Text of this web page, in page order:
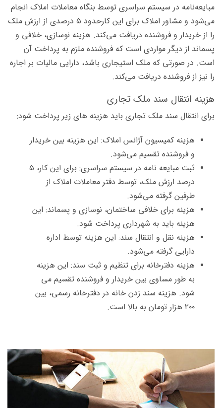
مبایعه‌نامه در سیستم سراسری توسط بنگاه معاملات املاک انجام
می‌شود و مشاور املاک برای این کارحدود ۵ درصدی از ارزش ملک
را از خریدار و فروشنده دریافت می‌کند. هزینه نوسازی، خلافی و
پسماند از دیگر مواردی است که فروشنده ملزم به پرداخت آن
است. در صورتی که ملک استیجاری باشد، دارایی مالیات بر اجاره
را نیز از فروشنده دریافت می‌کند.
هزینه انتقال سند ملک تجاری
برای انتقال سند ملک تجاری باید هزینه های زیر پرداخت شود:
هزینه کمیسیون آژانس املاک: این هزینه بین خریدار
و فروشنده تقسیم می‌شود.
ثبت مبایعه نامه در سیستم سراسری: برای این کار، ۵
درصد ارزش ملک، توسط دفتر معاملات املاک از
طرفین گرفته می‌شود.
هزینه برای خلافی ساختمان، نوسازی و پسماند: این
هزینه باید به شهرداری پرداخت شود.
هزینه نقل و انتقال سند: این هزینه توسط اداره
دارایی گرفته می‌شود.
هزینه دفترخانه برای تنظیم و ثبت سند: این هزینه
به طور مساوی بین خریدار و فروشنده تقسیم می
شود. هزینه سند زدن خانه در دفترخانه رسمی، بین
۲۰۰ هزار تومان به بالا است.